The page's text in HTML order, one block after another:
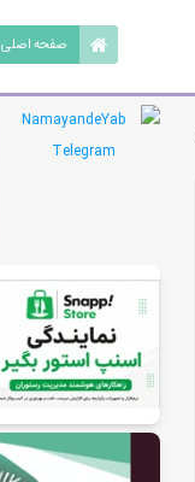
صفحه اصلی